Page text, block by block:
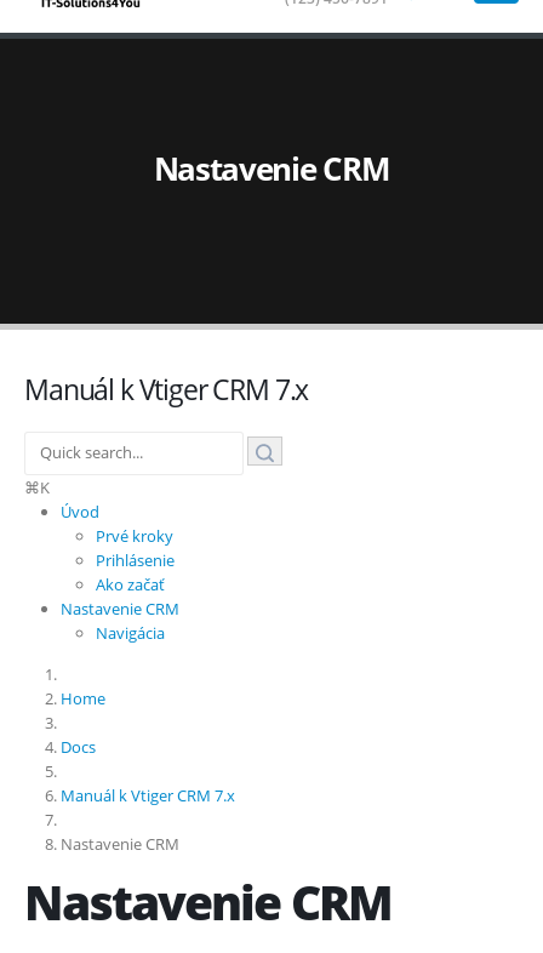
Nastavenie CRM
Manuál k Vtiger CRM 7.x
⌘K
Úvod
Prvé kroky
Prihlásenie
Ako začať
Nastavenie CRM
Navigácia
Home
Docs
Manuál k Vtiger CRM 7.x
Nastavenie CRM
Nastavenie CRM